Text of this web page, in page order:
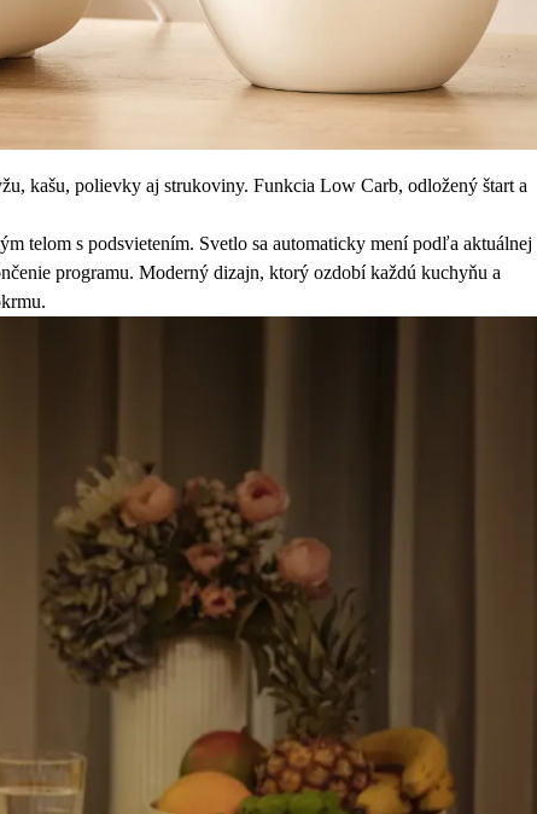
kašu, polievky aj strukoviny. Funkcia Low Carb, odložený štart a
telom s podsvietením. Svetlo sa automaticky mení podľa aktuálnej
programu. Moderný dizajn, ktorý ozdobí každú kuchyňu a